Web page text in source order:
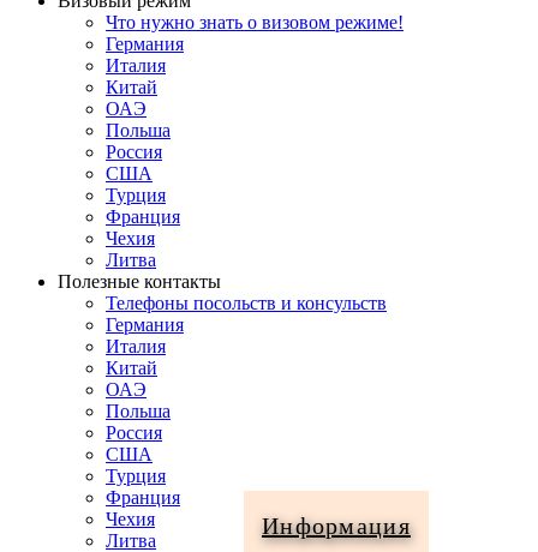
Что нужно знать о визовом режиме!
Германия
Италия
Китай
ОАЭ
Польша
Россия
США
Турция
Франция
Чехия
Литва
Полезные контакты
Телефоны посольств и консульств
Германия
Италия
Китай
ОАЭ
Польша
Россия
США
Турция
Франция
Чехия
Литва
Информация